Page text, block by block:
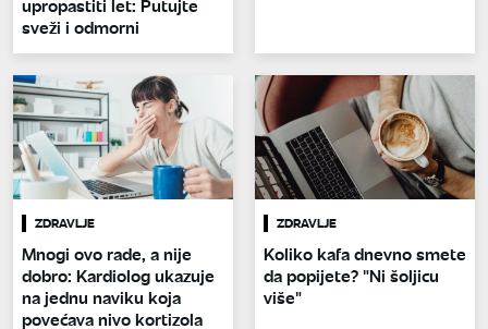
upropastiti let: Putujte
sveži i odmorni
ZDRAVLJE
Mnogi ovo rade, a nije
dobro: Kardiolog ukazuje
na jednu naviku koja
povećava nivo kortizola
ZDRAVLJE
Koliko kafa dnevno smete
da popijete? "Ni šoljicu
više"